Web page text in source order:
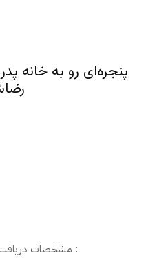
پنجره‌ای رو به خانه
رضاشاه ـ
مشخصات دریافت شبکه ایران فردا در ماهواره ترکمنعالم :